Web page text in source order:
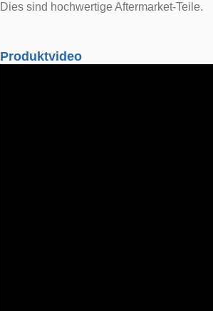
Dies sind hochwertige Aftermarket-Teile.
Produktvideo